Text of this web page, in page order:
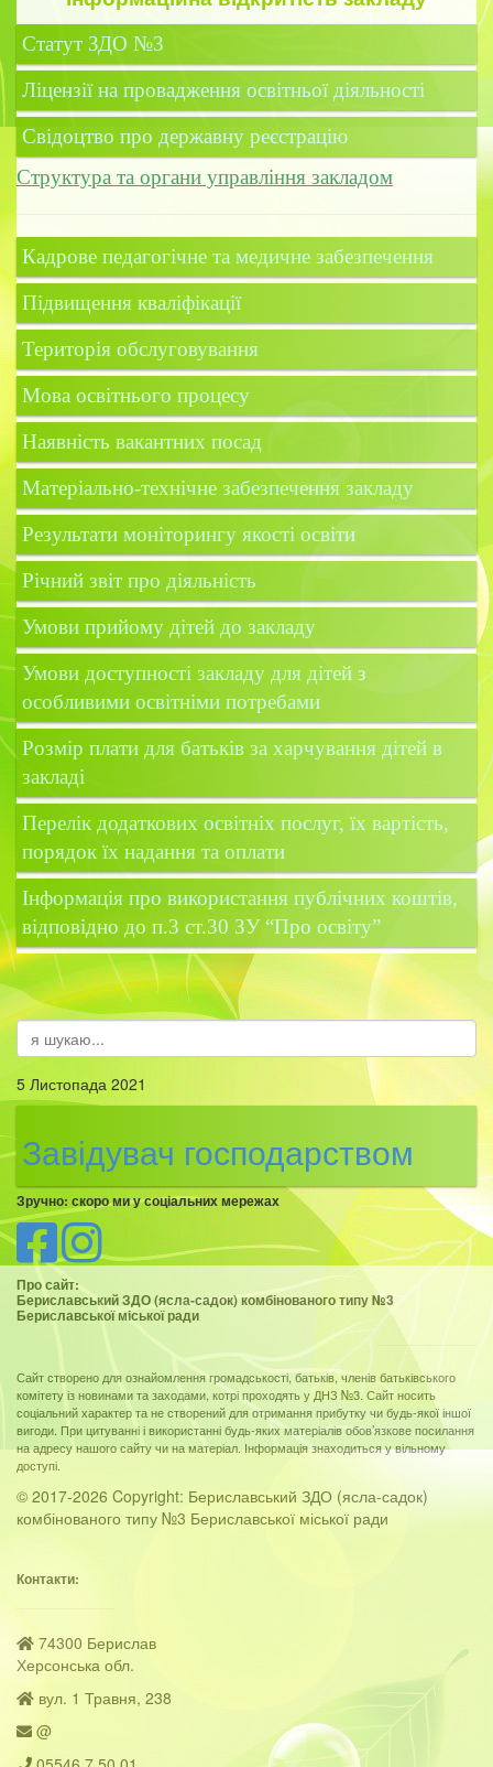
Статут ЗДО №3
Ліцензії на провадження освітньої діяльності
Свідоцтво про державну реєстрацію
Структура та органи управління закладом
Кадрове педагогічне та медичне забезпечення
Підвищення кваліфікації
Територія обслуговування
Мова освітнього процесу
Наявність вакантних посад
Матеріально-технічне забезпечення закладу
Результати моніторингу якості освіти
Річний звіт про діяльність
Умови прийому дітей до закладу
Умови доступності закладу для дітей з
особливими освітніми потребами
Розмір плати для батьків за харчування дітей в
закладі
Перелік додаткових освітніх послуг, їх вартість,
порядок їх надання та оплати
Інформація про використання публічних коштів,
відповідно до п.3 ст.30 ЗУ “Про освіту”
5 Листопада 2021
Завідувач господарством
Зручно: скоро ми у соціальних мережах
Про сайт:
Бериславський ЗДО (ясла-садок) комбінованого типу №3
Бериславської міської ради
Сайт створено для ознайомлення громадськості, батьків, членів батьківського
комітету із новинами та заходами, котрі проходять у ДНЗ №3. Сайт носить
соціальний характер та не створений для отримання прибутку чи будь-якої іншої
вигоди. При цитуванні і використанні будь-яких матеріалів обов’язкове посилання
на адресу нашого сайту чи на матеріал. Інформація знаходиться у вільному
доступі.
© 2017-2026 Copyright: Бериславський ЗДО (ясла-садок)
комбінованого типу №3 Бериславської міської ради
Контакти:
74300 Берислав
Херсонська обл.
вул. 1 Травня, 238
@